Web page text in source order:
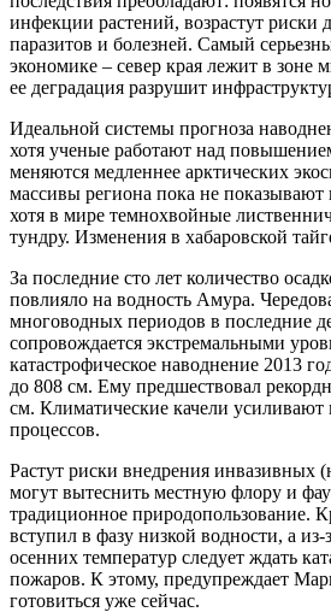
инфекции растений, возрастут риски
паразитов и болезней. Самый
экономике – север края лежит в зоне
ее деградация разрушит
Идеальной системы прогноза
хотя ученые работают над
меняются медленнее арктических
массивы региона пока не показывают
хотя в мире темнохвойные
тундру. Изменения в хабаровской
За последние сто лет количество
повлияло на водность Амура.
многоводных периодов в последние
сопровождается экстремальными
катастрофическое наводнение 2013
до 808 см. Ему предшествовал
см. Климатические качели
процессов.
Растут риски внедрения
могут вытеснить местную флору и
традиционное природопользование.
вступил в фазу низкой водности, а
осенних температур следует ждать
пожаров. К этому, предупреждает
готовиться уже сейчас.